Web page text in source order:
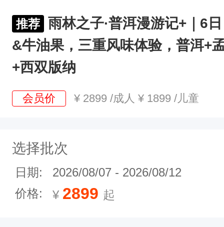
推荐 雨林之子·普洱漫游记+｜6
&牛油果，三重风味体验，普洱+
+西双版纳
会员价 ¥ 2899 /成人 ¥ 1899 /儿童
选择批次
日期: 2026/08/07 - 2026/08/12
价格:
¥ 2899 起